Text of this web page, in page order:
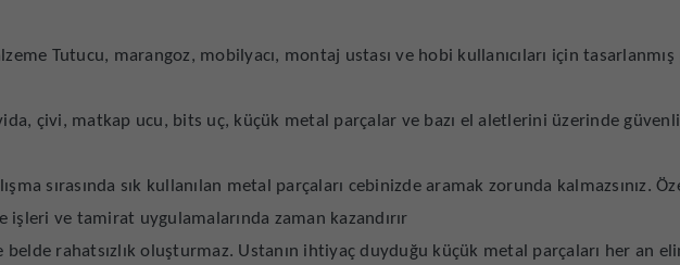
Tutucu, marangoz, mobilyacı, montaj ustası ve hobi kullanıcıları için
çivi, matkap ucu, bits uç, küçük metal parçalar ve bazı el aletlerini üzerinde
sırasında sık kullanılan metal parçaları cebinizde aramak zorunda kalmazsınız.
ve tamirat uygulamalarında zaman kazandırır
belde rahatsızlık oluşturmaz. Ustanın ihtiyaç duyduğu küçük metal parçaları her an